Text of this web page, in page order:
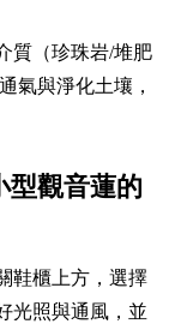
質（珍珠岩/堆肥
氣與淨化土壤，
型觀音蓮的
鞋櫃上方，選擇
光照與通風，並